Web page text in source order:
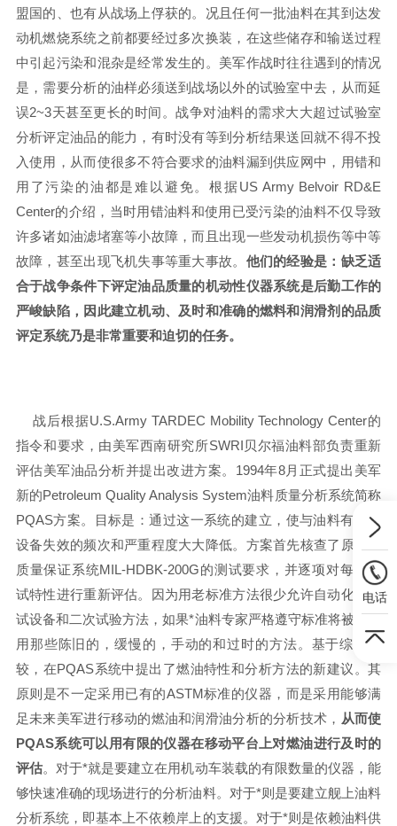
盟国的、也有从战场上俘获的。况且任何一批油料在其到达发
动机燃烧系统之前都要经过多次换装，在这些储存和输送过程
中引起污染和混杂是经常发生的。美军作战时往往遇到的情况
是，需要分析的油样必须送到战场以外的试验室中去，从而延
误2~3天甚至更长的时间。战争对油料的需求大大超过试验室
分析评定油品的能力，有时没有等到分析结果送回就不得不投
入使用，从而使很多不符合要求的油料漏到供应网中，用错和
用了污染的油都是难以避免。根据US Army Belvoir RD&E
Center的介绍，当时用错油料和使用已受污染的油料不仅导致
许多诸如油滤堵塞等小故障，而且出现一些发动机损伤等中等
故障，甚至出现飞机失事等重大事故。 他们的经验是：缺乏适
合于战争条件下评定油品质量的机动性仪器系统是后勤工作的
严峻缺陷，因此建立机动、及时和准确的燃料和润滑剂的品质
评定系统乃是非常重要和迫切的任务。
战后根据U.S.Army TARDEC Mobility Technology Center的
指令和要求，由美军西南研究所SWRI贝尔福油料部负责重新
评估美军油品分析并提出改进方案。1994年8月正式提出美军
新的Petroleum Quality Analysis System油料质量分析系统简称
PQAS方案。目标是：通过这一系统的建立，使与油料有关的
设备失效的频次和严重程度大大降低。方案首先核查了原美军
质量保证系统MIL-HDBK-200G的测试要求，并逐项对每种测
试特性进行重新评估。因为用老标准方法很少允许自动化的测
试设备和二次试验方法，如果*油料专家严格遵守标准将被迫使
用那些陈旧的，缓慢的，手动的和过时的方法。基于综合比
较，在PQAS系统中提出了燃油特性和分析方法的新建议。其
原则是不一定采用已有的ASTM标准的仪器，而是采用能够满
足未来美军进行移动的燃油和润滑油分析的分析技术， 从而使
PQAS系统可以用有限的仪器在移动平台上对燃油进行及时的
评估。对于*就是要建立在用机动车装载的有限数量的仪器，能
够快速准确的现场进行的分析油料。对于*则是要建立舰上油料
分析系统，即基本上不依赖岸上的支援。对于*则是依赖油料供
电话